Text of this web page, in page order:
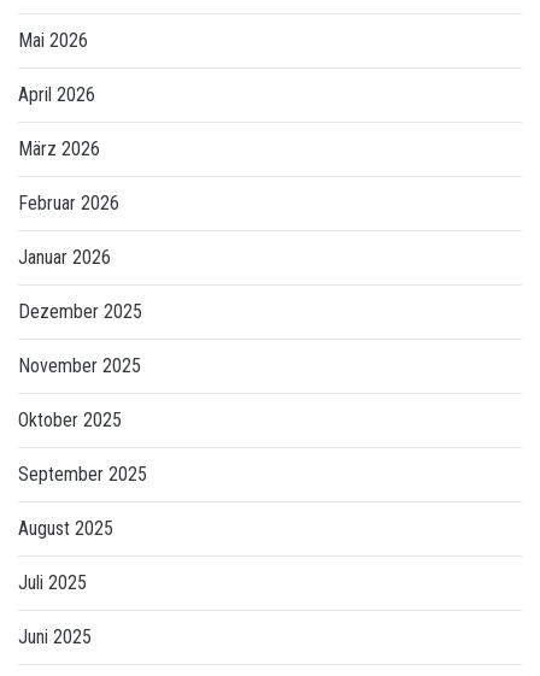
Mai 2026
April 2026
März 2026
Februar 2026
Januar 2026
Dezember 2025
November 2025
Oktober 2025
September 2025
August 2025
Juli 2025
Juni 2025